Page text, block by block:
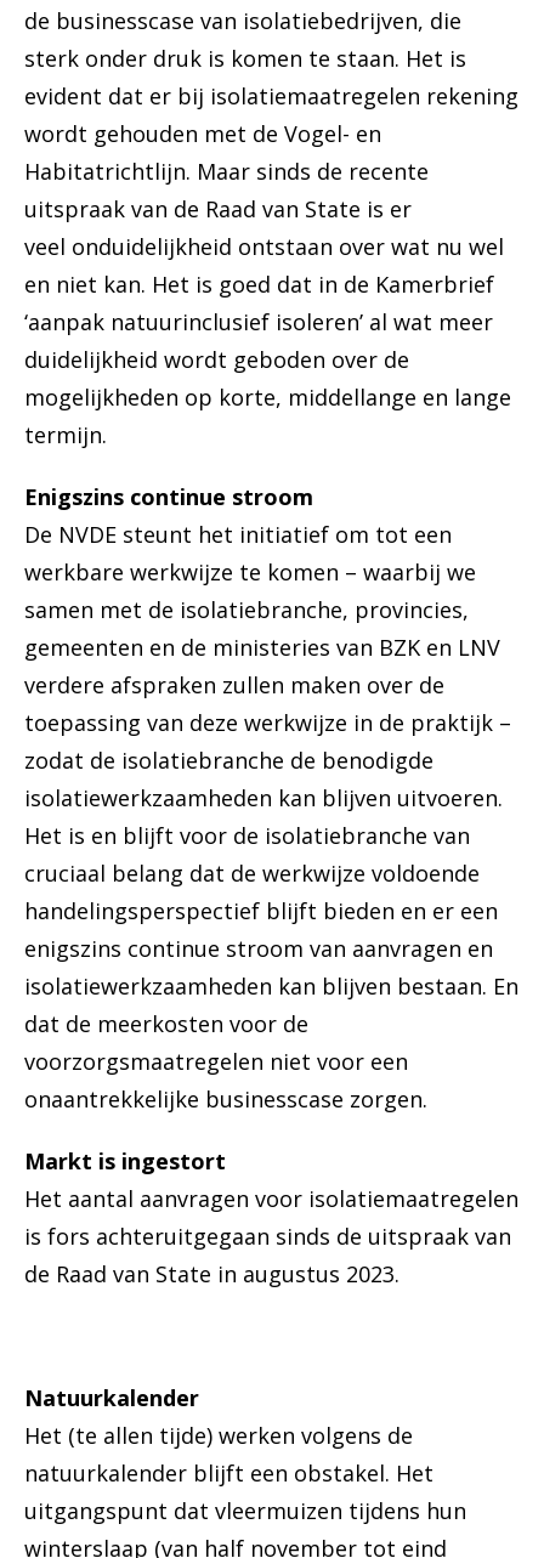
de businesscase van isolatiebedrijven, die
sterk onder druk is komen te staan. Het is
evident dat er bij isolatiemaatregelen rekening
wordt gehouden met de Vogel- en
Habitatrichtlijn. Maar sinds de recente
uitspraak van de Raad van State is er
veel onduidelijkheid ontstaan over wat nu wel
en niet kan. Het is goed dat in de Kamerbrief
‘aanpak natuurinclusief isoleren’ al wat meer
duidelijkheid wordt geboden over de
mogelijkheden op korte, middellange en lange
termijn.
Enigszins continue stroom
De NVDE steunt het initiatief om tot een
werkbare werkwijze te komen – waarbij we
samen met de isolatiebranche, provincies,
gemeenten en de ministeries van BZK en LNV
verdere afspraken zullen maken over de
toepassing van deze werkwijze in de praktijk –
zodat de isolatiebranche de benodigde
isolatiewerkzaamheden kan blijven uitvoeren.
Het is en blijft voor de isolatiebranche van
cruciaal belang dat de werkwijze voldoende
handelingsperspectief blijft bieden en er een
enigszins continue stroom van aanvragen en
isolatiewerkzaamheden kan blijven bestaan. En
dat de meerkosten voor de
voorzorgsmaatregelen niet voor een
onaantrekkelijke businesscase zorgen.
Markt is ingestort
Het aantal aanvragen voor isolatiemaatregelen
is fors achteruitgegaan sinds de uitspraak van
de Raad van State in augustus 2023.
Natuurkalender
Het (te allen tijde) werken volgens de
natuurkalender blijft een obstakel. Het
uitgangspunt dat vleermuizen tijdens hun
winterslaap (van half november tot eind